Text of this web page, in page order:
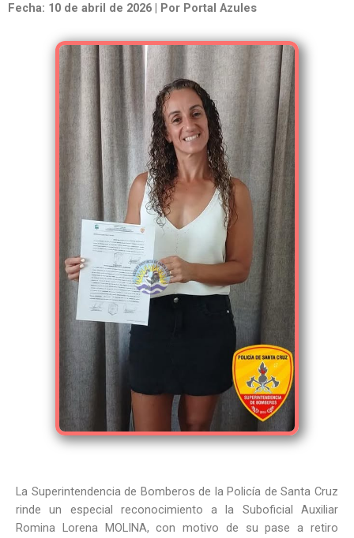
Fecha: 10 de abril de 2026 | Por Portal Azules
La Superintendencia de Bomberos de la Policía de Santa Cruz
rinde un especial reconocimiento a la Suboficial Auxiliar
Romina Lorena MOLINA, con motivo de su pase a retiro